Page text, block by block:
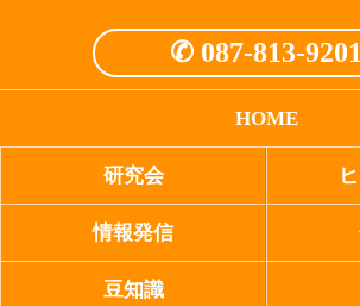
✆ 087-813-9201
HOME
研究会
情報発信
豆知識